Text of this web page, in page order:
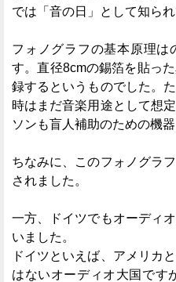
では「音の日」として知られ
フォノグラフの基本原理は
す。直径8cmの錫箔を貼っ
録するというものでした。
時はまだ音楽用途として想
ソンも盲人補助のための機
ちなみに、このフォノグラ
されました。
一方、ドイツでもオーディ
いました。
ドイツといえば、アメリカ
はないオーディオ大国です